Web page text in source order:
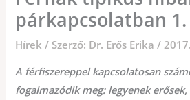
párkapcsolatban 1.
Hírek / Szerző: Dr. Erős Erika/
A férfiszereppel kapcsolatosan
fogalmazódik meg: legyenek